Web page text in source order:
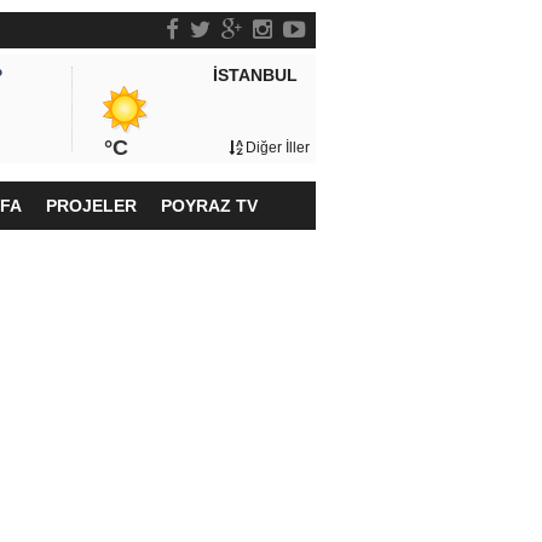
İSTANBUL
°C Diğer İller
PROJELER POYRAZ TV